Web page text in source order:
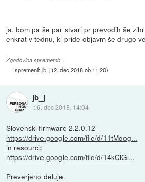
ja. bom pa še par stvari pr prevodih še
enkrat v tednu, ki pride objavm še drugo
Zgodovina sprememb…
spremenil:jb_j(2. dec 2018 ob 11:20)
jb_j
::6. dec 2018, 14:04
Slovenski firmware 2.2.0.12
https://drive.google.com/file/d/11tMoog...
in resourci:
https://drive.google.com/file/d/14kClGi...
Preverjeno deluje.